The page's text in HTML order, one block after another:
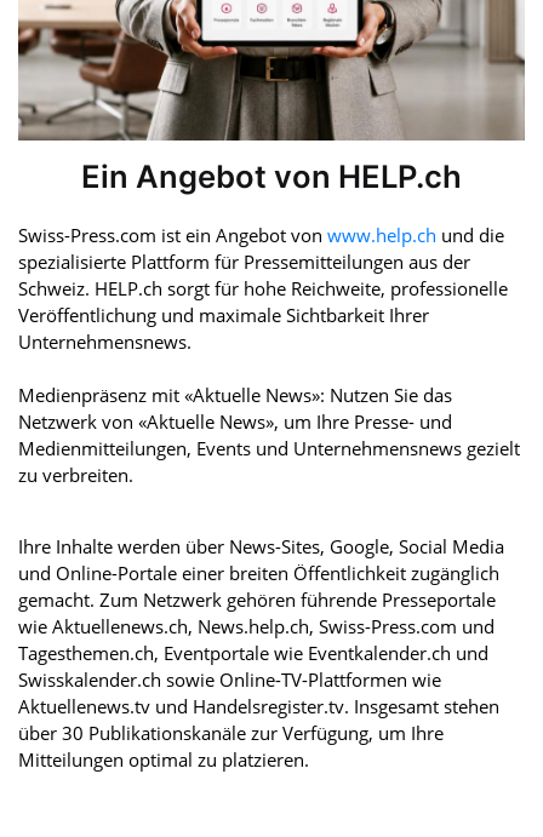
Ein Angebot von HELP.ch
Swiss-Press.com ist ein Angebot von www.help.ch und die
spezialisierte Plattform für Pressemitteilungen aus der
Schweiz. HELP.ch sorgt für hohe Reichweite, professionelle
Veröffentlichung und maximale Sichtbarkeit Ihrer
Unternehmensnews.
Medienpräsenz mit «Aktuelle News»: Nutzen Sie das
Netzwerk von «Aktuelle News», um Ihre Presse- und
Medienmitteilungen, Events und Unternehmensnews gezielt
zu verbreiten.
Ihre Inhalte werden über News-Sites, Google, Social Media
und Online-Portale einer breiten Öffentlichkeit zugänglich
gemacht. Zum Netzwerk gehören führende Presseportale
wie Aktuellenews.ch, News.help.ch, Swiss-Press.com und
Tagesthemen.ch, Eventportale wie Eventkalender.ch und
Swisskalender.ch sowie Online-TV-Plattformen wie
Aktuellenews.tv und Handelsregister.tv. Insgesamt stehen
über 30 Publikationskanäle zur Verfügung, um Ihre
Mitteilungen optimal zu platzieren.